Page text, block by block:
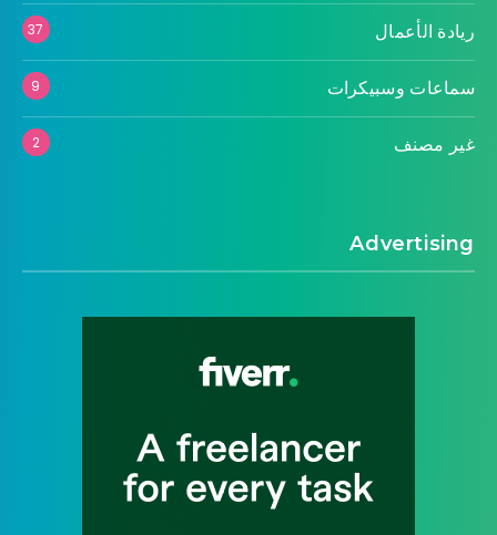
ريادة الأعمال 37
سماعات وسبيكرات 9
غير مصنف 2
Advertising